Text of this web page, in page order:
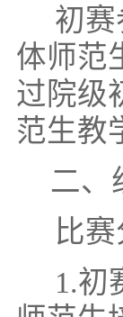
初
体师范
过院级
范生教
二、
比
1.初